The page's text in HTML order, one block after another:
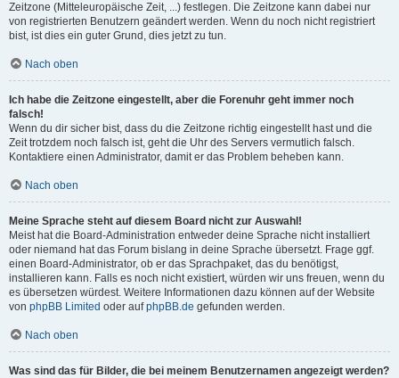
Zeitzone (Mitteleuropäische Zeit, ...) festlegen. Die Zeitzone kann dabei nur
von registrierten Benutzern geändert werden. Wenn du noch nicht registriert
bist, ist dies ein guter Grund, dies jetzt zu tun.
Nach oben
Ich habe die Zeitzone eingestellt, aber die Forenuhr geht immer noch
falsch!
Wenn du dir sicher bist, dass du die Zeitzone richtig eingestellt hast und die
Zeit trotzdem noch falsch ist, geht die Uhr des Servers vermutlich falsch.
Kontaktiere einen Administrator, damit er das Problem beheben kann.
Nach oben
Meine Sprache steht auf diesem Board nicht zur Auswahl!
Meist hat die Board-Administration entweder deine Sprache nicht installiert
oder niemand hat das Forum bislang in deine Sprache übersetzt. Frage ggf.
einen Board-Administrator, ob er das Sprachpaket, das du benötigst,
installieren kann. Falls es noch nicht existiert, würden wir uns freuen, wenn du
es übersetzen würdest. Weitere Informationen dazu können auf der Website
von phpBB Limited oder aufphpBB.de gefunden werden.
Nach oben
Was sind das für Bilder, die bei meinem Benutzernamen angezeigt werden?